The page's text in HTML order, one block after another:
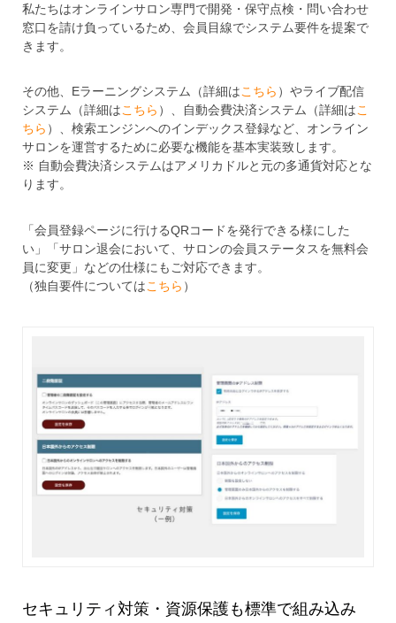
私たちはオンラインサロン専門で開発・保守点検・問い合わせ
窓口を請け負っているため、会員目線でシステム要件を提案で
きます。
その他、Eラーニングシステム（詳細はこちら ）やライブ配信
システム（詳細はこちら ）、自動会費決済システム（詳細はこ
ちら ）、検索エンジンへのインデックス登録など、オンライン
サロンを運営するために必要な機能を基本実装致します。
※ 自動会費決済システムはアメリカドルと元の多通貨対応とな
ります。
「会員登録ページに行けるQRコードを発行できる様にした
い」「サロン退会において、サロンの会員ステータスを無料会
員に変更」などの仕様にもご対応できます。
（独自要件についてはこちら ）
セキュリティ対策・資源保護も標準で組み込み